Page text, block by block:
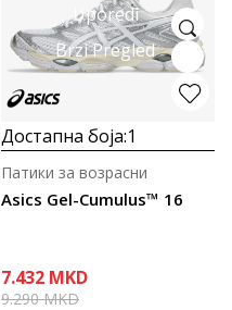
Uporedi
Brzi Pregled
Достапна боја:1
Asics Gel-Cumulus™ 16
Патики за возрасни
7.432 MKD
9.290MKD